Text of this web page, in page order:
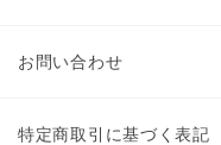
お問い合わせ
特定商取引に基づく表記